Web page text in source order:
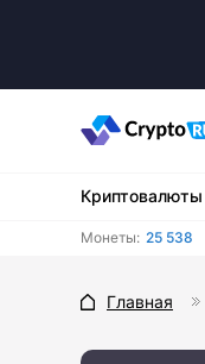
Криптовалюты
Монеты: 25 538
Главная